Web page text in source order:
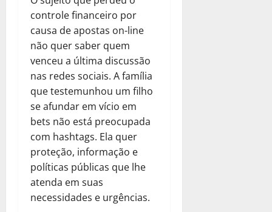
controle financeiro por
causa de apostas on-line
não quer saber quem
venceu a última discussão
nas redes sociais. A família
que testemunhou um filho
se afundar em vício em
bets não está preocupada
com hashtags. Ela quer
proteção, informação e
políticas públicas que lhe
atenda em suas
necessidades e urgências.